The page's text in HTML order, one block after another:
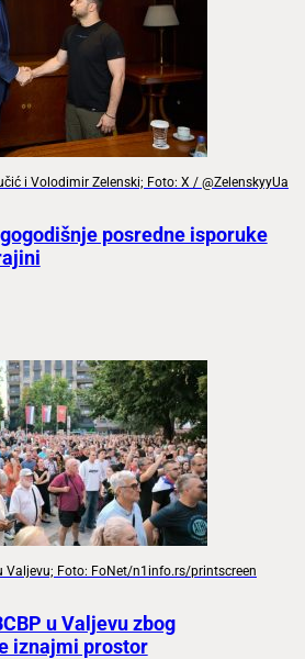
i Volodimir Zelenski; Foto: X / @ZelenskyyUa
posredne isporuke
Valjevu; Foto: FoNet/n1info.rs/printscreen
u Valjevu zbog
iznajmi prostor